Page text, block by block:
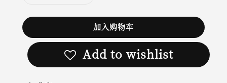
加入购物车
Add to wishlist